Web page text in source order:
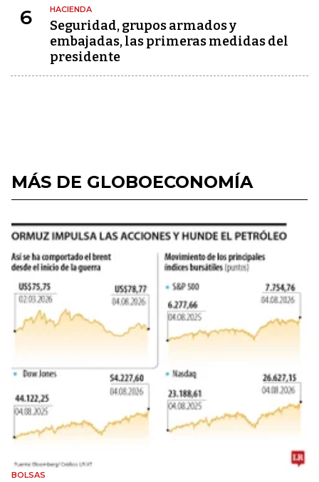
6 HACIENDA
Seguridad, grupos armados y
embajadas, las primeras medidas del
presidente
MÁS DE GLOBOECONOMÍA
BOLSAS